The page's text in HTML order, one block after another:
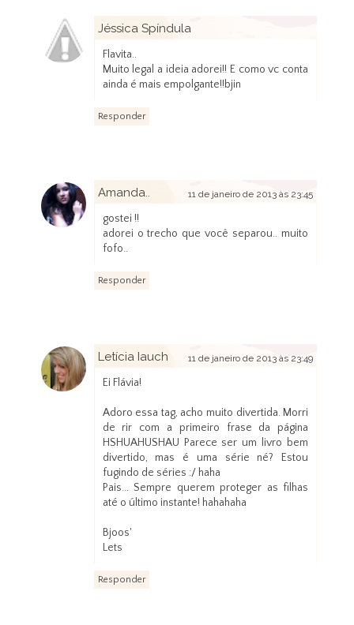
Jéssica Spíndula
Flavita..
Muito legal a ideia adorei!! E como vc conta
ainda é mais empolgante!!bjin
Responder
Amanda.. 11 de janeiro de 2013 às 23:45
gostei !!
adorei o trecho que você separou.. muito
fofo..
Responder
Letícia Iauch 11 de janeiro de 2013 às 23:49
Ei Flávia!
Adoro essa tag, acho muito divertida. Morri
de rir com a primeiro frase da página
HSHUAHUSHAU Parece ser um livro bem
divertido, mas é uma série né? Estou
fugindo de séries :/ haha
Pais... Sempre querem proteger as filhas
até o último instante! hahahaha
Bjoos'
Lets
Responder